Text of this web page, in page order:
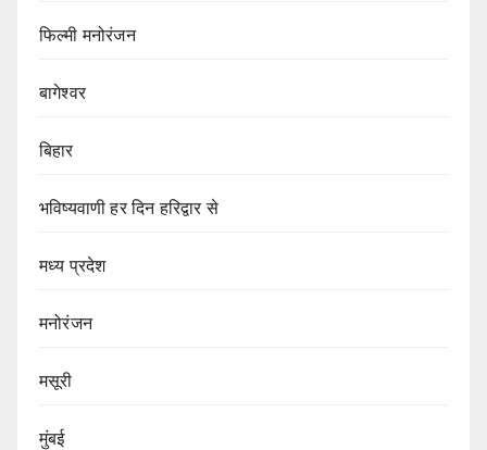
फिल्मी मनोरंजन
बागेश्वर
बिहार
भविष्यवाणी हर दिन हरिद्वार से
मध्य प्रदेश
मनोरंजन
मसूरी
मुंबई